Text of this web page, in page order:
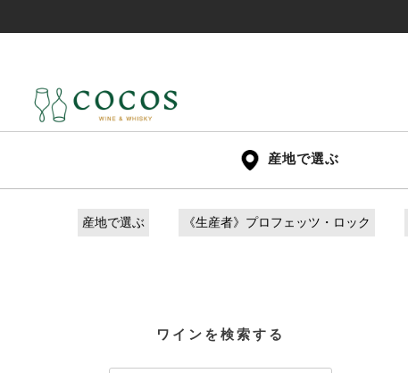
産地で選ぶ
産地で選ぶ 《生産者》プロフェッツ・ロック
ワインを検索する